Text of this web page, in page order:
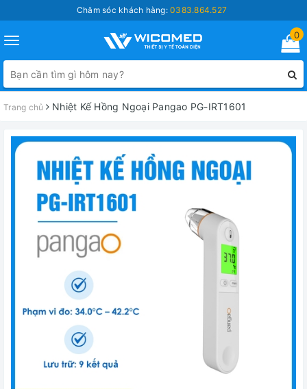
Chăm sóc khách hàng:0383.864.527
Toggle
navigation
0
Trang chủ Nhiệt Kế Hồng Ngoại Pangao PG-IRT1601